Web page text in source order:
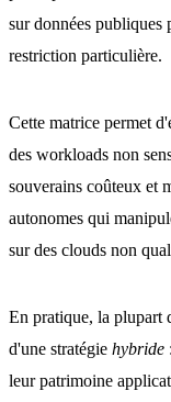
sur données publiques
restriction particulière.
Cette matrice permet
des workloads non
souverains coûteux et
autonomes qui
sur des clouds non
En pratique, la plupart
d'une stratégie hybride
leur patrimoine